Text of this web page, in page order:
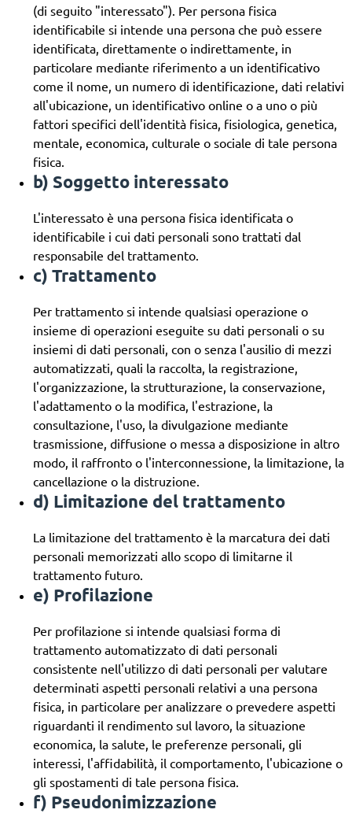
(di seguito "interessato"). Per persona fisica
identificabile si intende una persona che può essere
identificata, direttamente o indirettamente, in
particolare mediante riferimento a un identificativo
come il nome, un numero di identificazione, dati relativi
all'ubicazione, un identificativo online o a uno o più
fattori specifici dell'identità fisica, fisiologica, genetica,
mentale, economica, culturale o sociale di tale persona
fisica.
b) Soggetto interessato
L'interessato è una persona fisica identificata o
identificabile i cui dati personali sono trattati dal
responsabile del trattamento.
c) Trattamento
Per trattamento si intende qualsiasi operazione o
insieme di operazioni eseguite su dati personali o su
insiemi di dati personali, con o senza l'ausilio di mezzi
automatizzati, quali la raccolta, la registrazione,
l'organizzazione, la strutturazione, la conservazione,
l'adattamento o la modifica, l'estrazione, la
consultazione, l'uso, la divulgazione mediante
trasmissione, diffusione o messa a disposizione in altro
modo, il raffronto o l'interconnessione, la limitazione, la
cancellazione o la distruzione.
d) Limitazione del trattamento
La limitazione del trattamento è la marcatura dei dati
personali memorizzati allo scopo di limitarne il
trattamento futuro.
e) Profilazione
Per profilazione si intende qualsiasi forma di
trattamento automatizzato di dati personali
consistente nell'utilizzo di dati personali per valutare
determinati aspetti personali relativi a una persona
fisica, in particolare per analizzare o prevedere aspetti
riguardanti il rendimento sul lavoro, la situazione
economica, la salute, le preferenze personali, gli
interessi, l'affidabilità, il comportamento, l'ubicazione o
gli spostamenti di tale persona fisica.
f) Pseudonimizzazione